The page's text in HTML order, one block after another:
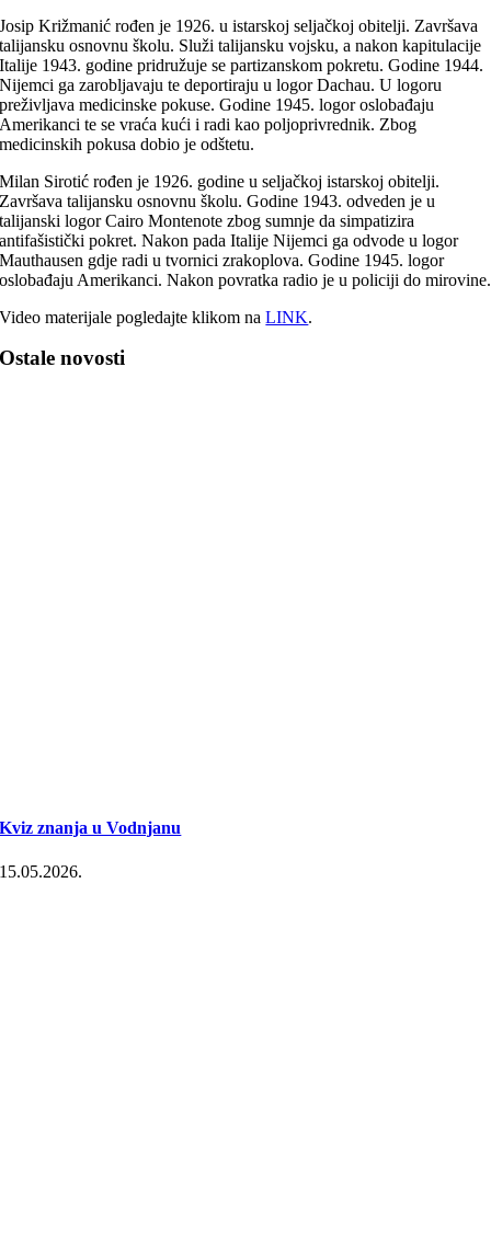
Josip Križmanić rođen je 1926. u istarskoj seljačkoj obitelji. Završava
talijansku osnovnu školu. Služi talijansku vojsku, a nakon kapitulacije
Italije 1943. godine pridružuje se partizanskom pokretu. Godine 1944.
Nijemci ga zarobljavaju te deportiraju u logor Dachau. U logoru
preživljava medicinske pokuse. Godine 1945. logor oslobađaju
Amerikanci te se vraća kući i radi kao poljoprivrednik. Zbog
medicinskih pokusa dobio je odštetu.
Milan Sirotić rođen je 1926. godine u seljačkoj istarskoj obitelji.
Završava talijansku osnovnu školu. Godine 1943. odveden je u
talijanski logor Cairo Montenote zbog sumnje da simpatizira
antifašistički pokret. Nakon pada Italije Nijemci ga odvode u logor
Mauthausen gdje radi u tvornici zrakoplova. Godine 1945. logor
oslobađaju Amerikanci. Nakon povratka radio je u policiji do mirovine.
Video materijale pogledajte klikom naLINK.
Ostale novosti
Kviz znanja u Vodnjanu
15.05.2026.